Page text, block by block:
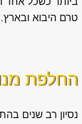
טרם היבוא ובארץ.
החלפת
נסיון רב שנים